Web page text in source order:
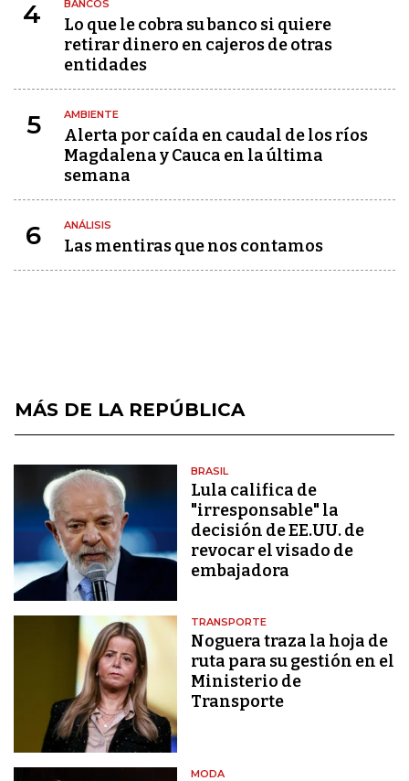
4 BANCOS
Lo que le cobra su banco si quiere
retirar dinero en cajeros de otras
entidades
5 AMBIENTE
Alerta por caída en caudal de los ríos
Magdalena y Cauca en la última
semana
6 ANÁLISIS
Las mentiras que nos contamos
MÁS DE LA REPÚBLICA
BRASIL
Lula califica de
"irresponsable" la
decisión de EE.UU. de
revocar el visado de
embajadora
TRANSPORTE
Noguera traza la hoja de
ruta para su gestión en el
Ministerio de
Transporte
MODA